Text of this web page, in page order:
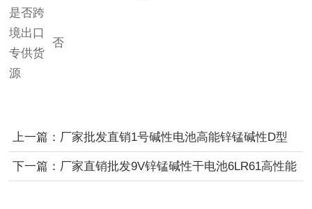
是否跨
境出口
专供货
源
否
上一篇： 厂家批发直销1号碱性电池高能锌锰碱性D型
LR201
下一篇： 厂家直销批发9V锌锰碱性干电池6LR61高性能